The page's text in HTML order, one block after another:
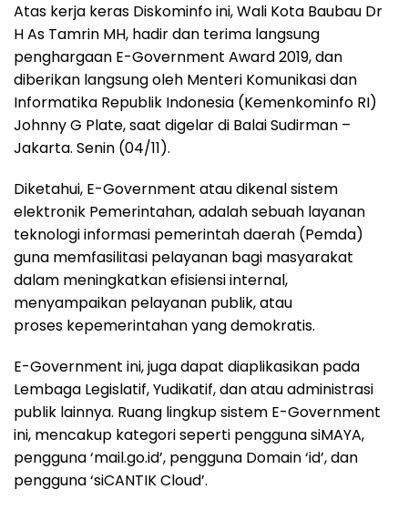
Atas kerja keras Diskominfo ini, Wali Kota Baubau Dr
H As Tamrin MH, hadir dan terima langsung
penghargaan E-Government Award 2019, dan
diberikan langsung oleh Menteri Komunikasi dan
Informatika Republik Indonesia (Kemenkominfo RI)
Johnny G Plate, saat digelar di Balai Sudirman –
Jakarta. Senin (04/11).
Diketahui, E-Government atau dikenal sistem
elektronik Pemerintahan, adalah sebuah layanan
teknologi informasi pemerintah daerah (Pemda)
guna memfasilitasi pelayanan bagi masyarakat
dalam meningkatkan efisiensi internal,
menyampaikan pelayanan publik, atau
proses kepemerintahan yang demokratis.
E-Government ini, juga dapat diaplikasikan pada
Lembaga Legislatif, Yudikatif, dan atau administrasi
publik lainnya. Ruang lingkup sistem E-Government
ini, mencakup kategori seperti pengguna siMAYA,
pengguna ‘mail.go.id’, pengguna Domain ‘id’, dan
pengguna ‘siCANTIK Cloud’.